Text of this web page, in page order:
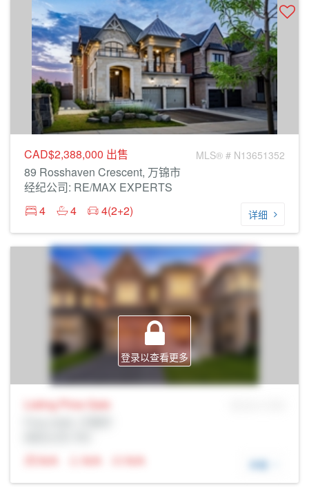
CAD$2,388,000 出售 MLS® # N13651352
89 Rosshaven Crescent, 万锦市
经纪公司: RE/MAX EXPERTS
4
4 4(2+2) 详细
登录以查看更多
Listing Price Sale
N/A
N/A N/A 详细